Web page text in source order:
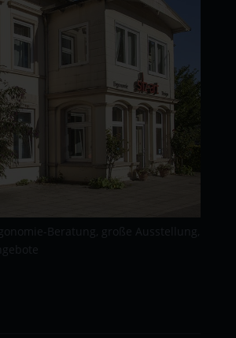
Beratung, große Ausstellung,